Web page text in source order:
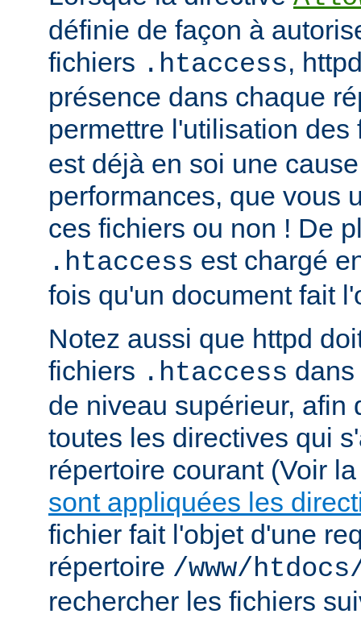
définie de façon à
fichiers .htaccess,
présence dans chaque
permettre l'utilisation
est déjà en soi une
performances, que vous
ces fichiers ou non ! De
.htaccess est chargé
fois qu'un document fait
Notez aussi que httpd
fichiers .htaccess
de niveau supérieur, afin
toutes les directives qui
répertoire courant (Voir
sont appliquées les
fichier fait l'objet d'une
répertoire /www/
rechercher les fichiers